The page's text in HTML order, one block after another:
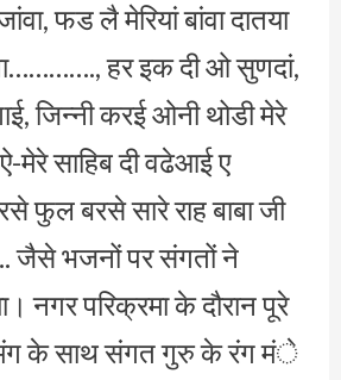
फड लै मेरियां बांवा दातया
हर इक दी ओ सुणदां,
जिन्नी करई ओनी थोडी मेरे
मेरे साहिब दी वढेआई ए
बरसे सारे राह बाबा जी
भजनों पर संगतों ने
नगर परिक्रमा के दौरान पूरे
के साथ संगत गुरु के रंग मंे